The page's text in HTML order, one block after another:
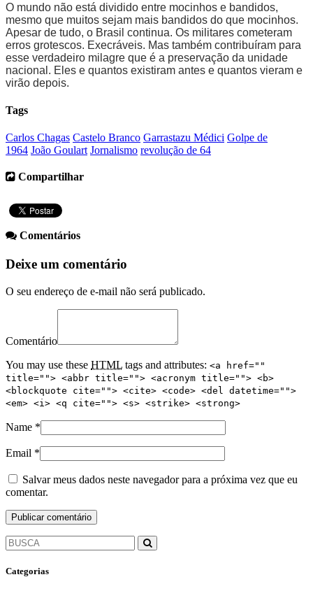
O mundo não está dividido entre mocinhos e bandidos,
mesmo que muitos sejam mais bandidos do que mocinhos.
Apesar de tudo, o Brasil continua. Os militares cometeram
erros grotescos. Execráveis. Mas também contribuíram para
esse verdadeiro milagre que é a preservação da unidade
nacional. Eles e quantos existiram antes e quantos vieram e
virão depois.
Tags
Carlos Chagas Castelo Branco Garrastazu Médici Golpe de
1964 João Goulart Jornalismo revolução de 64
Compartilhar
Comentários
Deixe um comentário
O seu endereço de e-mail não será publicado.
Comentário
You may use these HTML tags and attributes: <a href=""
title=""> <abbr title=""> <acronym title=""> <b>
<blockquote cite=""> <cite> <code> <del datetime="">
<em> <i> <q cite=""> <s> <strike> <strong>
Name *
Email *
Salvar meus dados neste navegador para a próxima vez que eu
comentar.
Categorias